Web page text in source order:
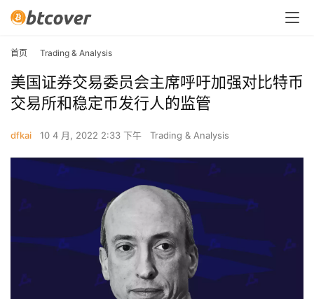
首页 Trading & Analysis
美国证券交易委员会主席呼吁加强对比特币
交易所和稳定币发行人的监管
dfkai 10 4 月, 2022 2:33 下午 Trading & Analysis